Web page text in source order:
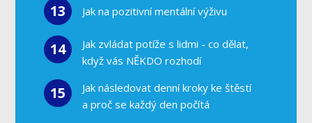
13 Jak na pozitivní mentální výživu
14
Jak zvládat potíže s lidmi - co dělat,
když vás NĚKDO rozhodí
15
Jak následovat denní kroky ke štěstí
a proč se každý den počítá